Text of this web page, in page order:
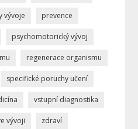
vývoje prevence
psychomotorický vývoj
regenerace organismu
specifické poruchy učení
vstupní diagnostika
vývoji zdraví